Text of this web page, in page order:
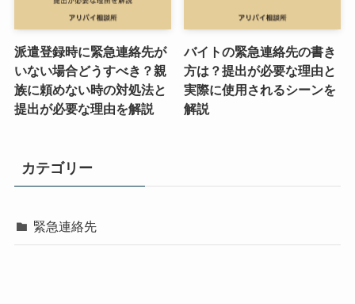
派遣登録時に緊急連絡先が
いない場合どうすべき？親
族に頼めない時の対処法と
提出が必要な理由を解説
バイトの緊急連絡先の書き
方は？提出が必要な理由と
実際に使用されるシーンを
解説
カテゴリー
緊急連絡先